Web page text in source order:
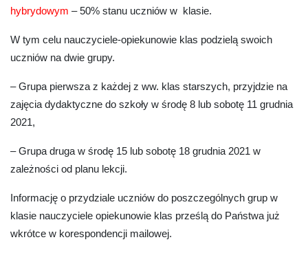
hybrydowym –50% stanu uczniów w klasie.
W tym celu nauczyciele-opiekunowie klas podzielą swoich
uczniów na dwie grupy.
– Grupa pierwsza z każdej z ww. klas starszych, przyjdzie na
zajęcia dydaktyczne do szkoły w środę 8 lub sobotę 11 grudnia
2021,
– Grupa druga w środę 15 lub sobotę 18 grudnia 2021 w
zależności od planu lekcji.
Informację o przydziale uczniów do poszczególnych grup w
klasie nauczyciele opiekunowie klas prześlą do Państwa już
wkrótce w korespondencji mailowej.